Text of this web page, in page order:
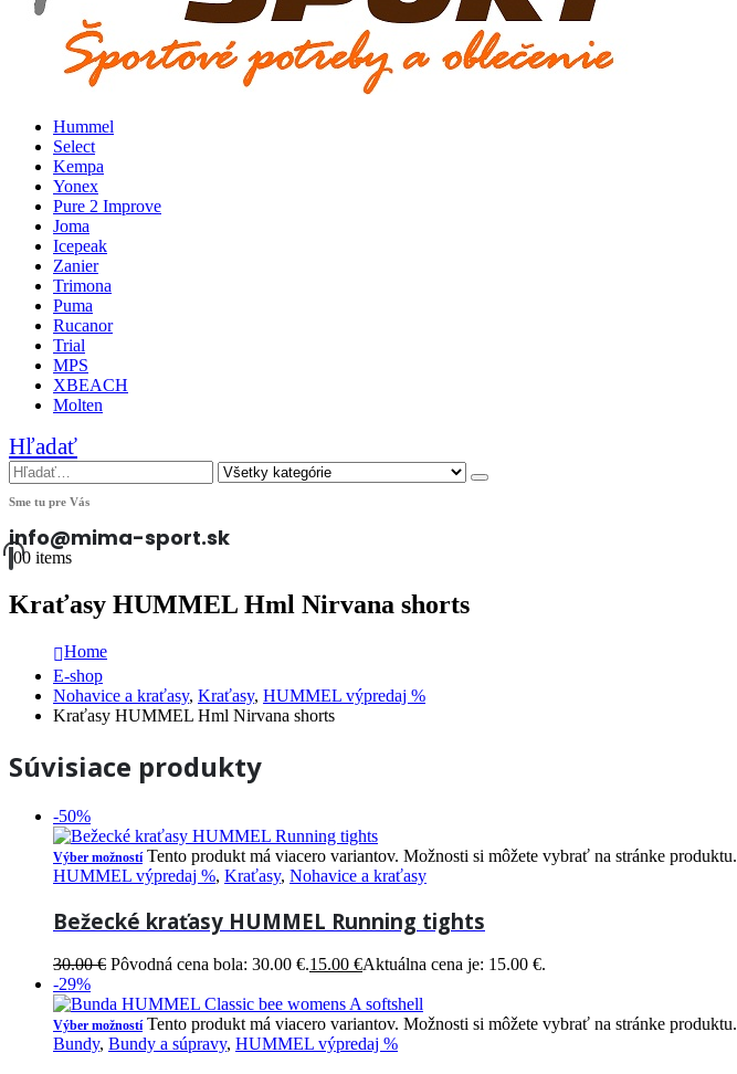
Hummel
Select
Kempa
Yonex
Pure 2 Improve
Joma
Icepeak
Zanier
Trimona
Puma
Rucanor
Trial
MPS
XBEACH
Molten
Hľadať
Sme tu pre Vás
info@mima-sport.sk
00 items
Kraťasy HUMMEL Hml Nirvana shorts
Home
E-shop
Nohavice a kraťasy, Kraťasy, HUMMEL výpredaj %
Kraťasy HUMMEL Hml Nirvana shorts
Súvisiace produkty
-50%
Výber možností Tento produkt má viacero variantov. Možnosti si môžete vybrať na stránke produktu.
HUMMEL výpredaj %, Kraťasy, Nohavice a kraťasy
Bežecké kraťasy HUMMEL Running tights
30.00€ Pôvodná cena bola: 30.00 €.15.00 €Aktuálna cena je: 15.00 €.
-29%
Výber možností Tento produkt má viacero variantov. Možnosti si môžete vybrať na stránke produktu.
Bundy, Bundy a súpravy, HUMMEL výpredaj %